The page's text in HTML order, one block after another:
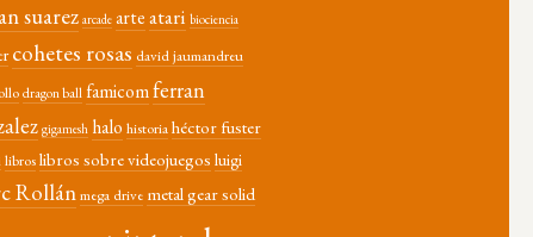
suarez arcade arte atari biociencia
cohetes rosas david jaumandreu
dragon ball famicomferran
gigamesh halo historiahéctor fuster
libroslibros sobre videojuegos luigi
Rollánmega drive metal gear solid